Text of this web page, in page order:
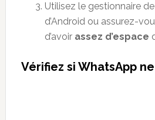
Utilisez le gestionnaire
d’Android ou assurez-
d’avoir assez d’espace
Vérifiez si WhatsApp